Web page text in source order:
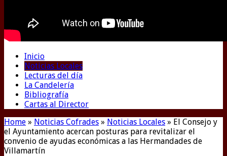
Inicio
Noticias Locales
Lecturas del día
La Candelería
Bibliografía
Cartas al Director
Home » Noticias Cofrades » Noticias Locales » El Consejo y
el Ayuntamiento acercan posturas para revitalizar el
convenio de ayudas económicas a las Hermandades de
Villamartín